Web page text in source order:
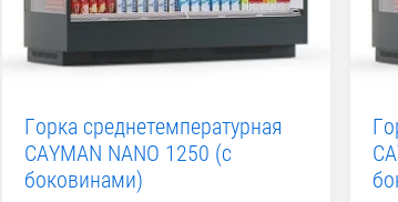
Горка среднетемпературная
CAYMAN NANO 1250 (с
боковинами)